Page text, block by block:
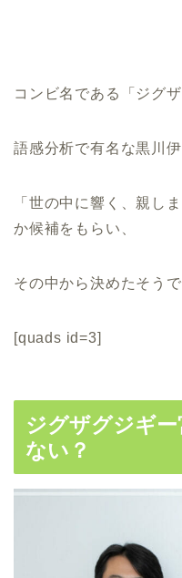
コンビ名である「ジグ
語感分析で有名な黒川
「世の中に響く、親し
か候補をもらい、
その中から決めたそうで
[quads id=3]
ジグザグジギ
ない？